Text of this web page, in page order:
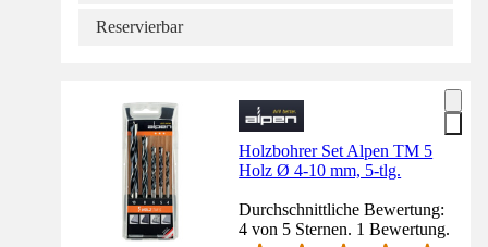
Reservierbar
Holzbohrer Set Alpen TM 5
Holz Ø 4-10 mm, 5-tlg.
Durchschnittliche Bewertung:
4 von 5 Sternen. 1 Bewertung.